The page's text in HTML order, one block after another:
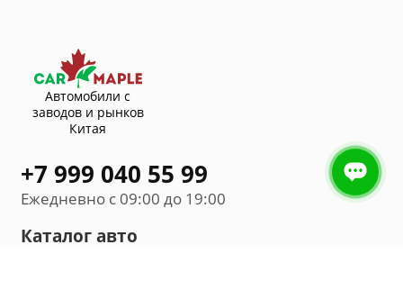
Автомобили с
заводов и рынков
Китая
+7 999 040 55 99
Ежедневно с 09:00 до 19:00
Каталог авто